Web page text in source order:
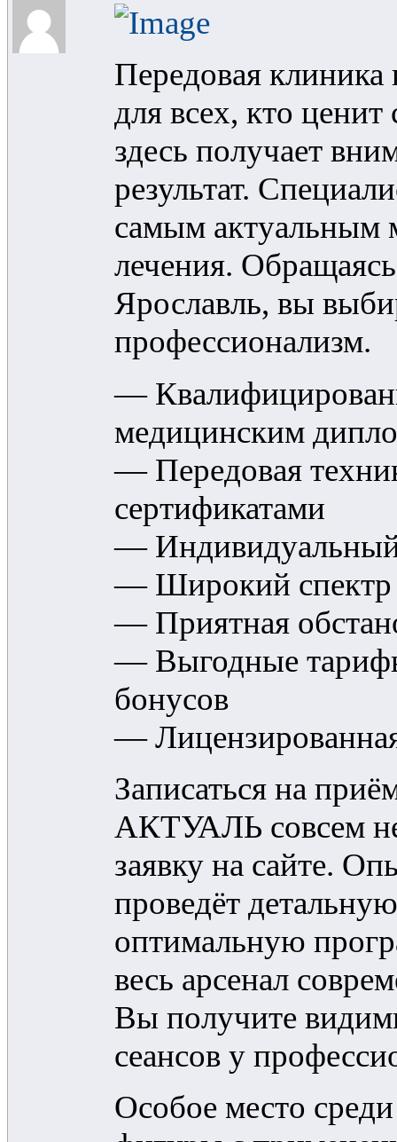
Передовая клиника
для всех, кто
здесь получает
результат.
самым актуальным
лечения.
Ярославль, вы
профессионализм.
—
медицинским
— Передовая
сертификатами
— Индивидуальный
— Широкий спектр
— Приятная
— Выгодные
бонусов
—
Записаться на
АКТУАЛЬ совсем
заявку на сайте.
проведёт
оптимальную
весь арсенал
Вы получите
сеансов у
Особое место